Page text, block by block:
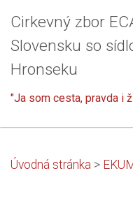
Cirkevný zbor
Slovensku so
Hronseku
"Ja som cesta, pravda i
Úvodná stránka >